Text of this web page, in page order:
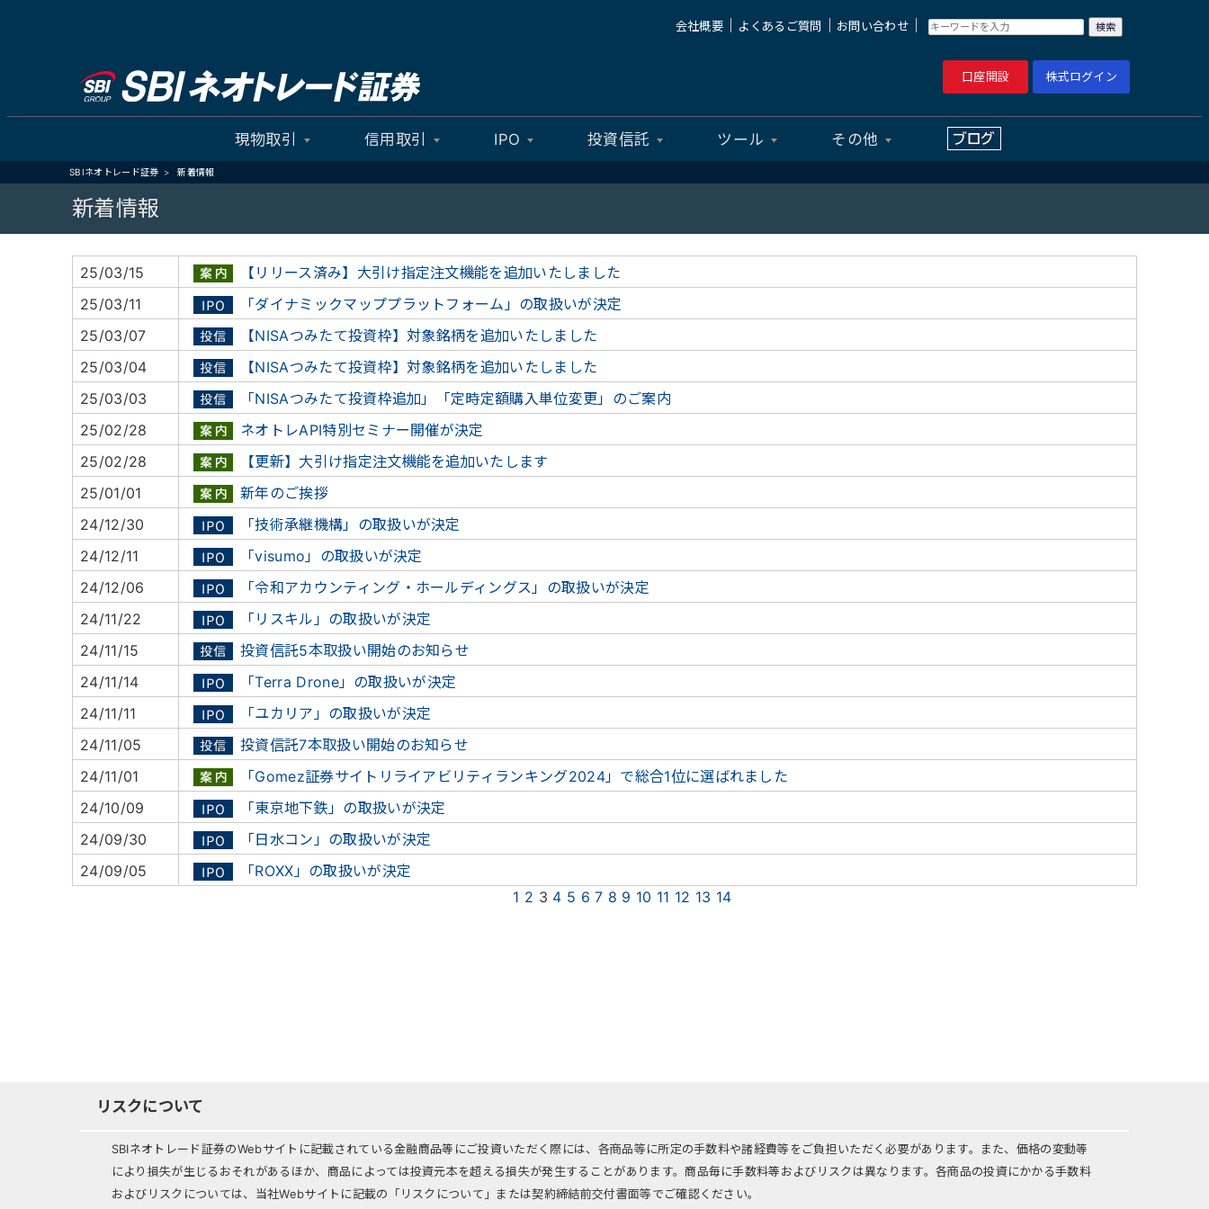
会社概要 よくあるご質問 お問い合わせ｜
口座開設 株式ログイン
現物取引 信用取引 IPO 投資信託 ツール その他
SBIネオトレード証券 新着情報
新着情報
25/03/15
【リリース済み】大引け指定注文機能を追加いたしました
25/03/11
「ダイナミックマッププラットフォーム」の取扱いが決定
25/03/07
【NISAつみたて投資枠】対象銘柄を追加いたしました
25/03/04
【NISAつみたて投資枠】対象銘柄を追加いたしました
25/03/03
「NISAつみたて投資枠追加」「定時定額購入単位変更」のご案内
25/02/28
ネオトレAPI特別セミナー開催が決定
25/02/28
【更新】大引け指定注文機能を追加いたします
25/01/01
新年のご挨拶
24/12/30
「技術承継機構」の取扱いが決定
24/12/11
「visumo」の取扱いが決定
24/12/06
「令和アカウンティング・ホールディングス」の取扱いが決定
24/11/22
「リスキル」の取扱いが決定
24/11/15
投資信託5本取扱い開始のお知らせ
24/11/14
「Terra Drone」の取扱いが決定
24/11/11
「ユカリア」の取扱いが決定
24/11/05
投資信託7本取扱い開始のお知らせ
24/11/01
「Gomez証券サイトリライアビリティランキング2024」で総合1位に選ばれました
24/10/09
「東京地下鉄」の取扱いが決定
24/09/30
「日水コン」の取扱いが決定
24/09/05
「ROXX」の取扱いが決定
1 2 3 4 5 67 8 9 10 11 12 13 14
リスクについて
SBIネオトレード証券のWebサイトに記載されている金融商品等にご投資いただく際には、各商品等に所定の手数料や諸経費等をご負担いただく必要があります。また、価格の変動等
により損失が生じるおそれがあるほか、商品によっては投資元本を超える損失が発生することがあります。商品毎に手数料等およびリスクは異なります。各商品の投資にかかる手数料
およびリスクについては、当社Webサイトに記載の「リスクについて」または契約締結前交付書面等でご確認ください。